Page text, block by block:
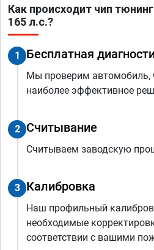
Как происходит чип
165 л.с.?
1 Бесплатная
Мы проверим автомобиль,
наиболее эффективное
2 Считывание
Считываем заводскую
3 Калибровка
Наш профильный
необходимые
соответствии с вашими